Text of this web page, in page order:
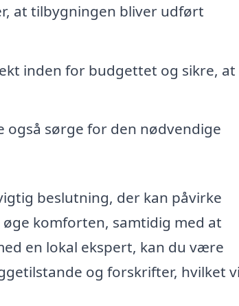
at tilbygningen bliver udført
inden for budgettet og sikre, at
sørge for den nødvendige
beslutning, der kan påvirke
komforten, samtidig med at
en lokal ekspert, kan du være
og forskrifter, hvilket